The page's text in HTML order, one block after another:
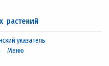
растений
указатель
Меню